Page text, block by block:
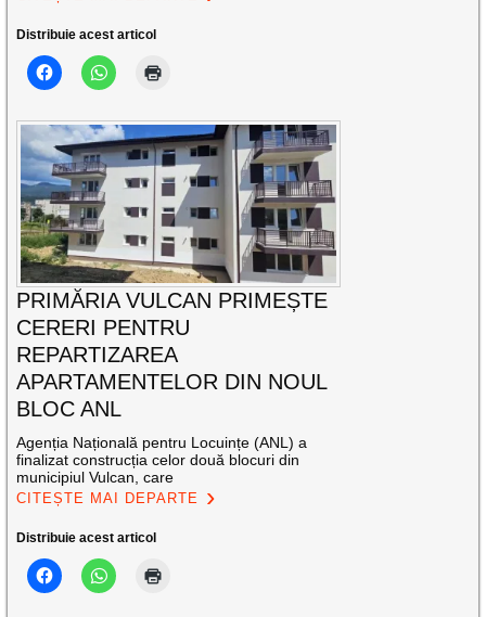
Distribuie acest articol
PRIMĂRIA VULCAN PRIMEȘTE
CERERI PENTRU
REPARTIZAREA
APARTAMENTELOR DIN NOUL
BLOC ANL
Agenția Națională pentru Locuințe (ANL) a
finalizat construcția celor două blocuri din
municipiul Vulcan, care
CITEȘTE MAI DEPARTE
Distribuie acest articol